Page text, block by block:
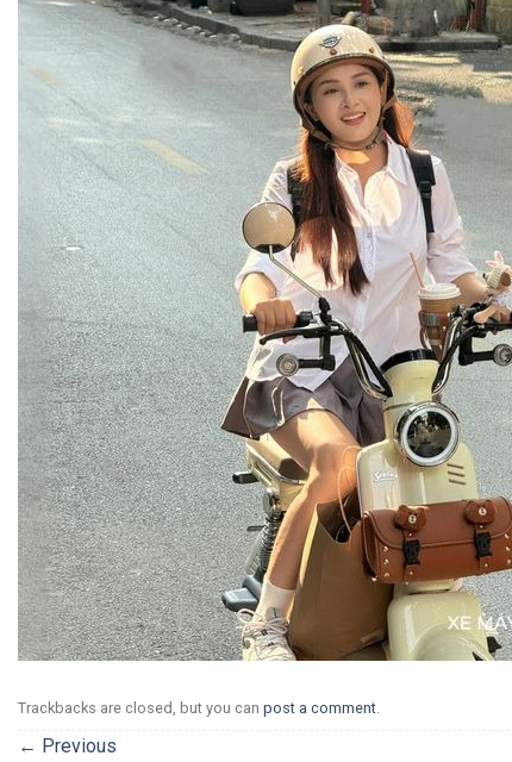
Trackbacks are closed, but you can post a comment.
← Previous